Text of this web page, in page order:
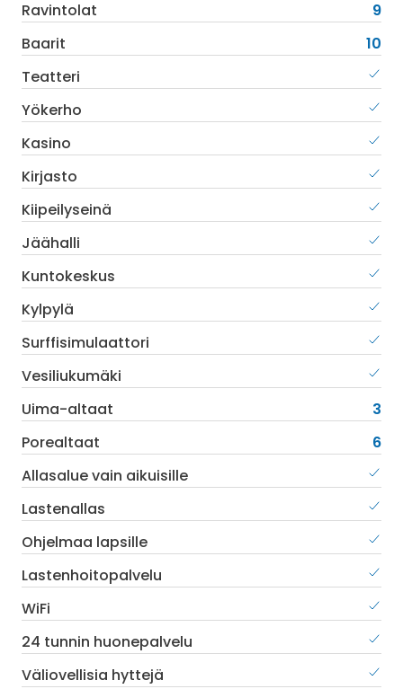
Ravintolat
9
Baarit
10
Teatteri
Yökerho
Kasino
Kirjasto
Kiipeilyseinä
Jäähalli
Kuntokeskus
Kylpylä
Surffisimulaattori
Vesiliukumäki
Uima-altaat
3
Porealtaat
6
Allasalue vain aikuisille
Lastenallas
Ohjelmaa lapsille
Lastenhoitopalvelu
WiFi
24 tunnin huonepalvelu
Väliovellisia hyttejä